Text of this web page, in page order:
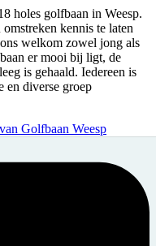
holes golfbaan in Weesp.
kennis te laten
welkom zowel jong als
er mooi bij ligt, de
is gehaald. Iedereen is
en diverse groep
Golfbaan Weesp